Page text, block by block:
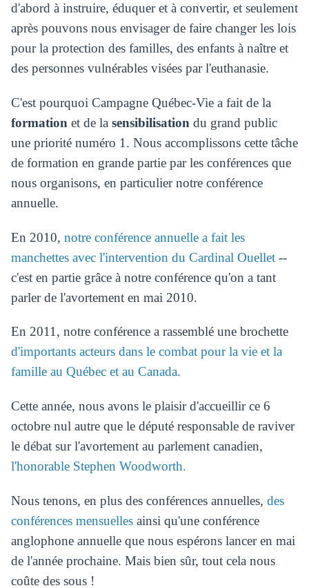
d'abord à instruire, éduquer et à convertir, et seulement
après pouvons nous envisager de faire changer les lois
pour la protection des familles, des enfants à naître et
des personnes vulnérables visées par l'euthanasie.
C'est pourquoi Campagne Québec-Vie a fait de la
formation et de la sensibilisation du grand public
une priorité numéro 1. Nous accomplissons cette tâche
de formation en grande partie par les conférences que
nous organisons, en particulier notre conférence
annuelle.
En 2010, notre conférence annuelle a fait les
manchettes avec l'intervention du Cardinal Ouellet--
c'est en partie grâce à notre conférence qu'on a tant
parler de l'avortement en mai 2010.
En 2011, notre conférence a rassemblé une brochette
d'importants acteurs dans le combat pour la vie et la
famille au Québec et au Canada.
Cette année, nous avons le plaisir d'accueillir ce 6
octobre nul autre que le député responsable de raviver
le débat sur l'avortement au parlement canadien,
l'honorable Stephen Woodworth.
Nous tenons, en plus des conférences annuelles, des
conférences mensuellesainsi qu'une conférence
anglophone annuelle que nous espérons lancer en mai
de l'année prochaine. Mais bien sûr, tout cela nous
coûte des sous !